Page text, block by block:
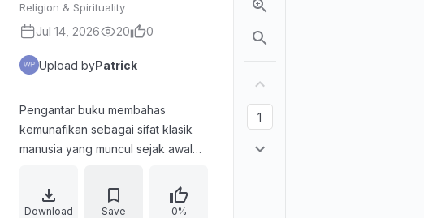
Religion & Spirituality
Jul 14, 2026 20 0
Upload byPatrick
Pengantar buku membahas
kemunafikan sebagai sifat klasik
manusia yang muncul sejak awal
khususnya di Madinah. Menguraikan
bagaimana kemunafikan
Download Save 0%